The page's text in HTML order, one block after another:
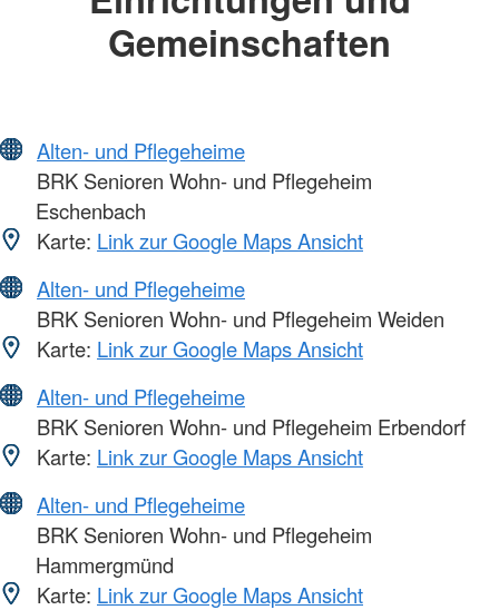
Gemeinschaften
Alten- und Pflegeheime
BRK Senioren Wohn- und Pflegeheim
Eschenbach
Karte: Link zur Google Maps Ansicht
Alten- und Pflegeheime
BRK Senioren Wohn- und Pflegeheim Weiden
Karte: Link zur Google Maps Ansicht
Alten- und Pflegeheime
BRK Senioren Wohn- und Pflegeheim Erbendorf
Karte: Link zur Google Maps Ansicht
Alten- und Pflegeheime
BRK Senioren Wohn- und Pflegeheim
Hammergmünd
Karte: Link zur Google Maps Ansicht